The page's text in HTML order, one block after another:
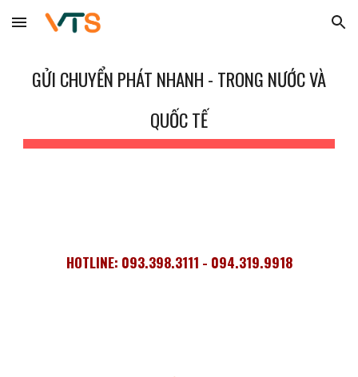
Skip to main content Skip to navigation
GỬI CHUYỂN PHÁT NHANH - TRONG NƯỚC VÀ
QUỐC TẾ
HOTLINE: 093.398.3111 - 094.319.9918